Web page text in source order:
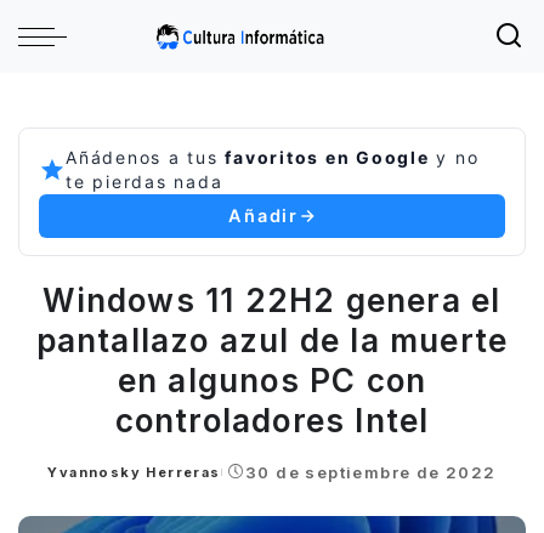
Añádenos a tusfavoritos en Google y no
te pierdas nada
Añadir
Windows 11 22H2 genera el
pantallazo azul de la muerte
en algunos PC con
controladores Intel
Posted
Yvannosky Herreras 30 de septiembre de 2022